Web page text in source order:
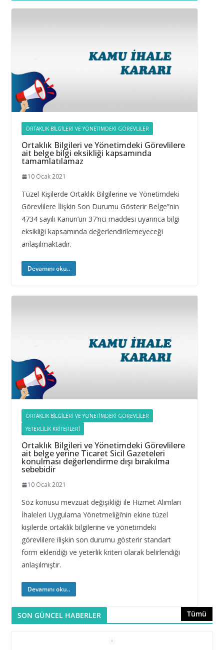
ORTAKLIK BILGILERI VE YÖNETIMDEKI GÖREVLILER
Ortaklık Bilgileri ve Yönetimdeki Görevlilere
ait belge bilgi eksikliği kapsamında
tamamlatılamaz
10 Ocak 2021
Tüzel Kişilerde Ortaklık Bilgilerine ve Yönetimdeki
Görevlilere İlişkin Son Durumu Gösterir Belge”nin
4734 sayılı Kanun’un 37’nci maddesi uyarınca bilgi
eksikliği kapsamında değerlendirilemeyeceği
anlaşılmaktadır.
Devamını oku..
ORTAKLIK BILGILERI VE YÖNETIMDEKI GÖREVLILER
YETERLILIK KRITERLERI
Ortaklık Bilgileri ve Yönetimdeki Görevlilere
ait belge yerine Ticaret Sicil Gazeteleri
konulması değerlendirme dışı bırakılma
sebebidir
10 Ocak 2021
Söz konusu mevzuat değişikliği ile Hizmet Alımları
İhaleleri Uygulama Yönetmeliği’nin ekine tüzel
kişilerde ortaklık bilgilerine ve yönetimdeki
görevlilere ilişkin son durumu gösterir standart
form eklendiği ve yeterlik kriteri olarak belirlendiği
anlaşılmıştır.
Devamını oku..
SON GÜNCEL HABERLER Tümü